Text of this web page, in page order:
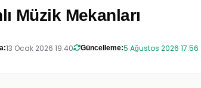
Müzik Mekanları
13 Ocak 2026 19:40 Güncelleme:5 Ağustos 2026 17:56